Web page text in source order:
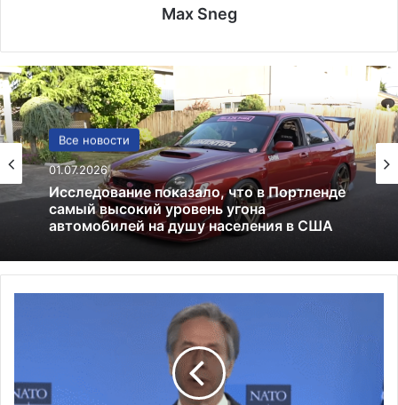
Max Sneg
США
13.06.2025
Америка имеет огромный избыток сыра
е